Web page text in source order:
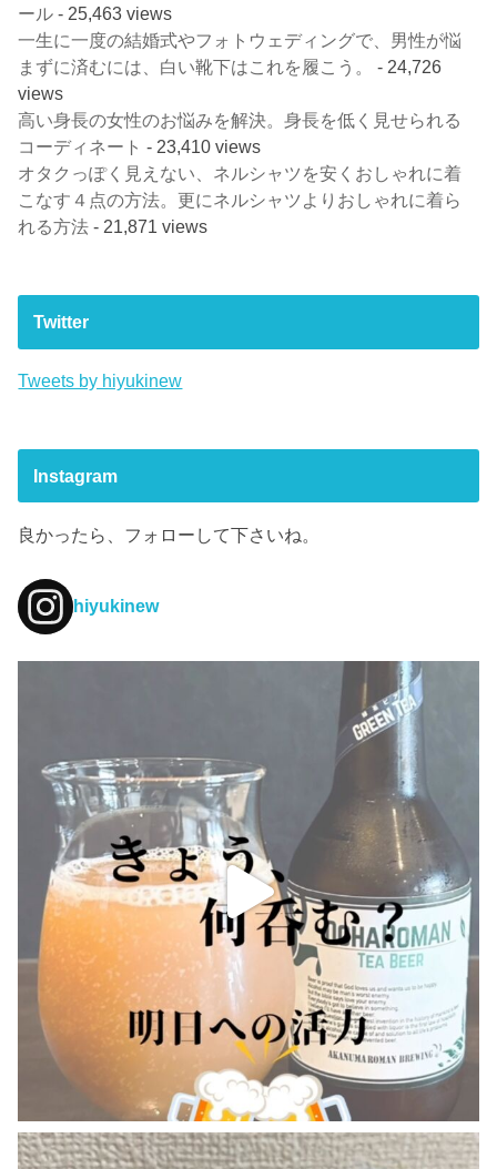
ール - 25,463 views
一生に一度の結婚式やフォトウェディングで、男性が悩
まずに済むには、白い靴下はこれを履こう。
- 24,726
views
高い身長の女性のお悩みを解決。身長を低く見せられる
コーディネート - 23,410 views
オタクっぽく見えない、ネルシャツを安くおしゃれに着
こなす４点の方法。更にネルシャツよりおしゃれに着ら
れる方法 - 21,871 views
Twitter
Tweets by hiyukinew
Instagram
良かったら、フォローして下さいね。
hiyukinew